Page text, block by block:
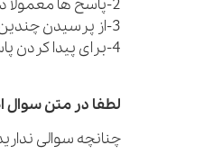
2-پاسخ ها معمولا در کمتر از 48 ساعت پاسخ داده خواهند شد.
3-از پرسیدن چندین باره سوالات خودداری کنید.
4-برای پیدا کردن پاسخ سوال خود، کد رهگیری را یادداشت نمایید.
لطفا در متن سوال
چنانچه سوالی